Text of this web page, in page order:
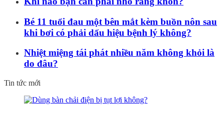
Bé 11 tuổi đau một bên mắt kèm buồn nôn sau
khi bơi có phải dấu hiệu bệnh lý không?
Nhiệt miệng tái phát nhiều năm không khỏi là
do đâu?
Tin tức mới